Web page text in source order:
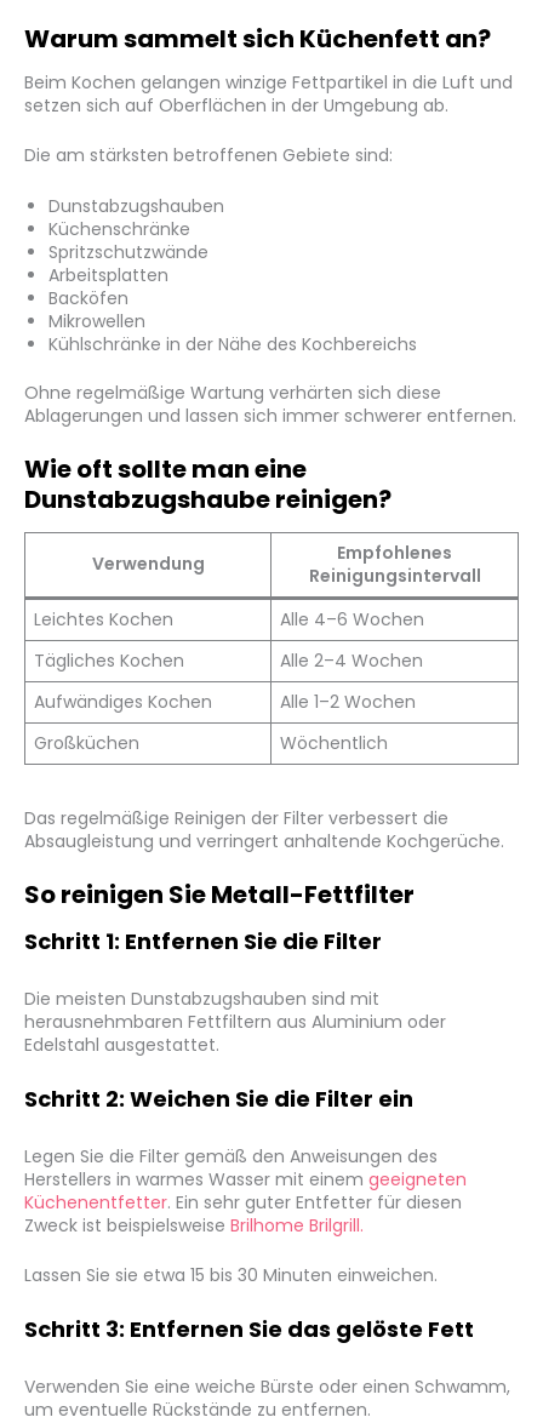
Warum sammelt sich Küchenfett an?
Beim Kochen gelangen winzige Fettpartikel in die Luft und
setzen sich auf Oberflächen in der Umgebung ab.
Die am stärksten betroffenen Gebiete sind:
Dunstabzugshauben
Küchenschränke
Spritzschutzwände
Arbeitsplatten
Backöfen
Mikrowellen
Kühlschränke in der Nähe des Kochbereichs
Ohne regelmäßige Wartung verhärten sich diese
Ablagerungen und lassen sich immer schwerer entfernen.
Wie oft sollte man eine
Dunstabzugshaube reinigen?
Verwendung
Empfohlenes
Reinigungsintervall
Leichtes Kochen
Alle 4–6 Wochen
Tägliches Kochen
Alle 2–4 Wochen
Aufwändiges Kochen
Alle 1–2 Wochen
Großküchen
Wöchentlich
Das regelmäßige Reinigen der Filter verbessert die
Absaugleistung und verringert anhaltende Kochgerüche.
So reinigen Sie Metall-Fettfilter
Schritt 1: Entfernen Sie die Filter
Die meisten Dunstabzugshauben sind mit
herausnehmbaren Fettfiltern aus Aluminium oder
Edelstahl ausgestattet.
Schritt 2: Weichen Sie die Filter ein
Legen Sie die Filter gemäß den Anweisungen des
Herstellers in warmes Wasser mit einem geeigneten
Küchenentfetter. Ein sehr guter Entfetter für diesen
Zweck ist beispielsweise Brilhome Brilgrill.
Lassen Sie sie etwa 15 bis 30 Minuten einweichen.
Schritt 3: Entfernen Sie das gelöste Fett
Verwenden Sie eine weiche Bürste oder einen Schwamm,
um eventuelle Rückstände zu entfernen.